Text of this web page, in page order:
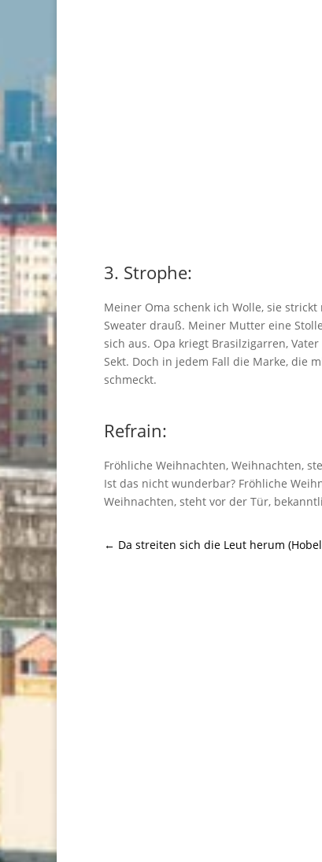
3. Strophe:
Meiner Oma schenk ich Wolle, sie
Sweater drauß. Meiner Mutter eine
sich aus. Opa kriegt Brasilzigarren, Vater
Sekt. Doch in jedem Fall die Marke, die
schmeckt.
Refrain:
Fröhliche Weihnachten, Weihnachten,
Ist das nicht wunderbar? Fröhliche
Weihnachten, steht vor der Tür,
← Da streiten sich die Leut herum